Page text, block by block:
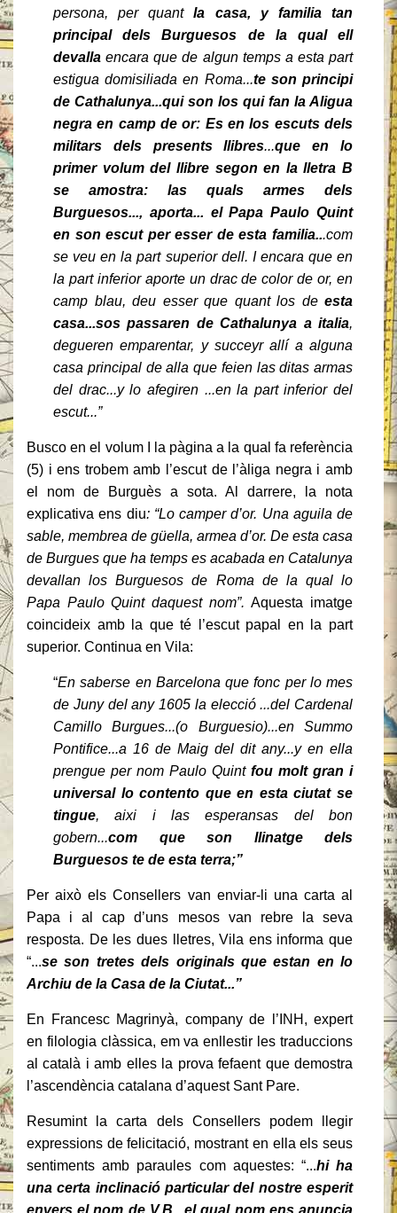
persona, per quantla casa, y familia tan
principal dels Burguesos de la qual ell
devalla encara que de algun temps a esta part
estigua domisiliada en Roma...te son principi
de Cathalunya...qui son los qui fan la Aligua
negra en camp de or: Es en los escuts dels
militars dels presents llibres...que
en lo
primer volum del llibre segon en la lletra B
se amostra: las quals armes dels
Burguesos..., aporta... el Papa Paulo Quint
en son escut per esser de esta familia...com
se veu en la part superior dell. I encara que en
la part inferior aporte un drac de color de or, en
camp blau, deu esser que quant los de esta
casa...sos passaren de Cathalunya a italia,
degueren emparentar, y succeyr allí a alguna
casa principal de alla que feien las ditas armas
del drac...y lo afegiren ...en la part inferior del
escut...”
Busco en el volum I la pàgina a la qual fa referència
(5) i ens trobem amb l’escut de l’àliga negra i amb
el nom de Burguès a sota. Al darrere, la nota
explicativa ens diu: “Lo camper d’or. Una aguila de
sable, membrea de güella, armea d’or. De esta casa
de Burgues que ha temps es acabada en Catalunya
devallan los Burguesos de Roma de la qual lo
Papa Paulo Quint daquest nom”.Aquesta imatge
coincideix amb la que té l’escut papal en la part
superior. Continua en Vila:
“En saberse en Barcelona que fonc per lo mes
de Juny del any 1605 la elecció ...del Cardenal
Camillo Burgues...(o Burguesio)...en Summo
Pontifice...a 16 de Maig del dit any...y en ella
prengue per nom Paulo Quint fou molt gran i
universal lo contento que en esta ciutat se
tingue, aixi i las esperansas del bon
gobern...com que son llinatge dels
Burguesos te de esta terra;”
Per això els Consellers van enviar-li una carta al
Papa i al cap d’uns mesos van rebre la seva
resposta. De les dues lletres, Vila ens informa que
“...se son tretes dels originals que estan en lo
Archiu de la Casa de la Ciutat...”
En Francesc Magrinyà, company de l’INH, expert
en filologia clàssica, em va enllestir les traduccions
al català i amb elles la prova fefaent que demostra
l’ascendència catalana d’aquest Sant Pare.
Resumint la carta dels Consellers podem llegir
expressions de felicitació, mostrant en ella els seus
sentiments amb paraules com aquestes: “...hi ha
una certa inclinació particular del nostre esperit